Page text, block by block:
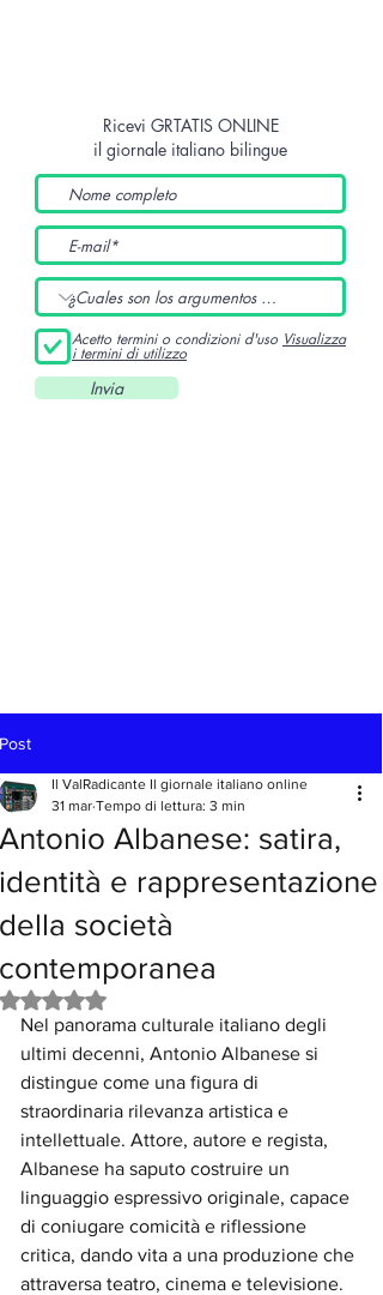
Ricevi GRTATIS ONLINE
il giornale italiano bilingue
Acetto termini o condizioni d'uso Visualizza
i termini di utilizzo
Invia
Post
Antonio Albanese: satira,
identità e rappresentazione
della società
contemporanea
Il ValRadicante Il giornale italiano online
31 mar Tempo di lettura: 3 min
Valutazione NaN stelle su 5.
Nel panorama culturale italiano degli
ultimi decenni, Antonio Albanese si
distingue come una figura di
straordinaria rilevanza artistica e
intellettuale. Attore, autore e regista,
Albanese ha saputo costruire un
linguaggio espressivo originale, capace
di coniugare comicità e riflessione
critica, dando vita a una produzione che
attraversa teatro, cinema e televisione.